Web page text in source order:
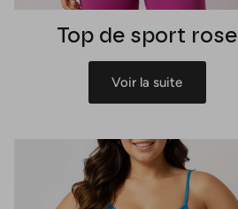
Top de sport rose
Voir la suite